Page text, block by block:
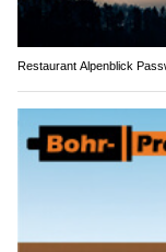
Restaurant Alpenblick